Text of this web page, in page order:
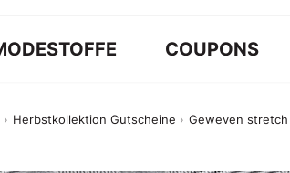
COUPONS
Herbstkollektion Gutscheine Geweven